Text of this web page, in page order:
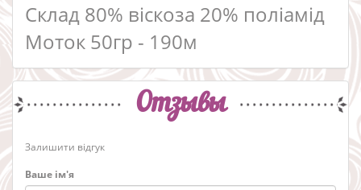
Склад 80% віскоза 20% поліамід
Моток 50гр - 190м
Отзывы
Залишити відгук
Ваше ім'я